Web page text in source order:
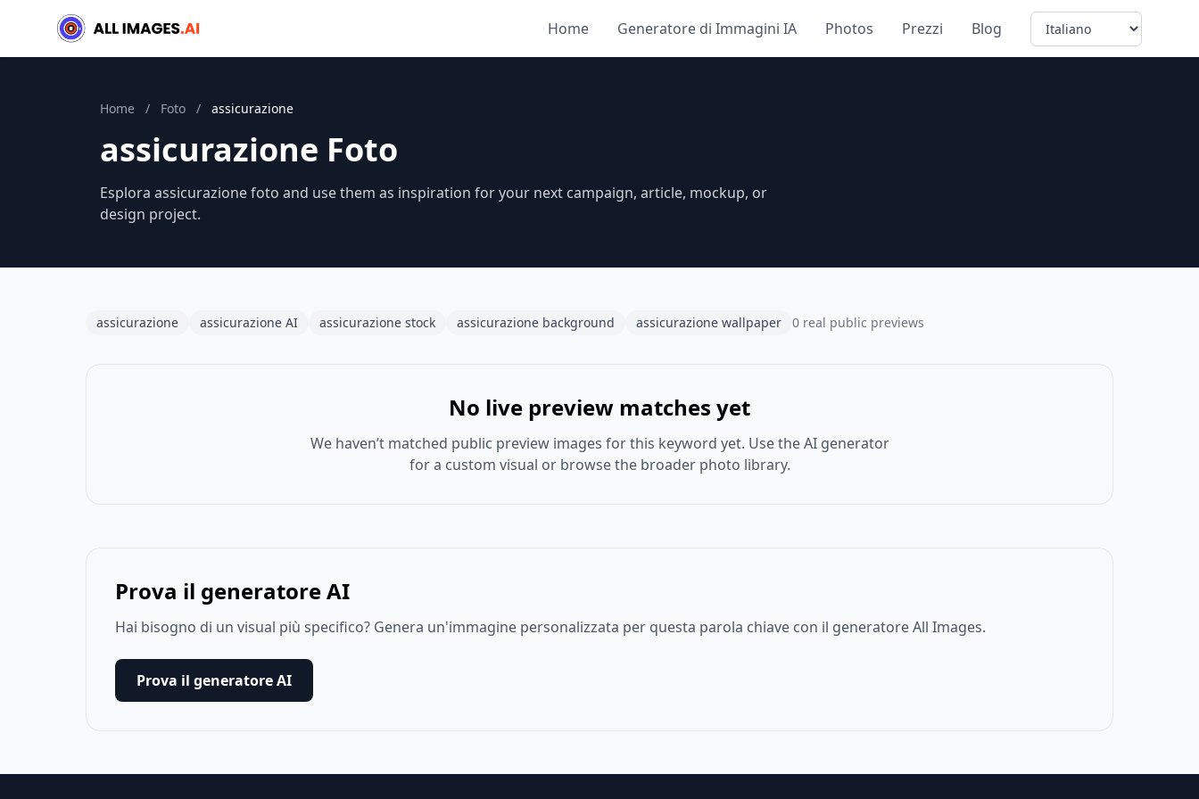
Home Generatore di Immagini IA Photos Prezzi Blog Language
Home / Foto / assicurazione
assicurazione Foto
Esplora assicurazione foto and use them as inspiration for your next campaign, article, mockup, or
design project.
assicurazione assicurazione AI assicurazione stock assicurazione background assicurazione wallpaper 0 real public previews
No live preview matches yet
We haven’t matched public preview images for this keyword yet. Use the AI generator
for a custom visual or browse the broader photo library.
Prova il generatore AI
Hai bisogno di un visual più specifico? Genera un'immagine personalizzata per questa parola chiave con il generatore All Images.
Prova il generatore AI